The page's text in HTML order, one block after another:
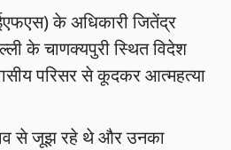
के अधिकारी जितेंद्र
के चाणक्यपुरी स्थित विदेश
परिसर से कूदकर आत्महत्या
से जूझ रहे थे और उनका